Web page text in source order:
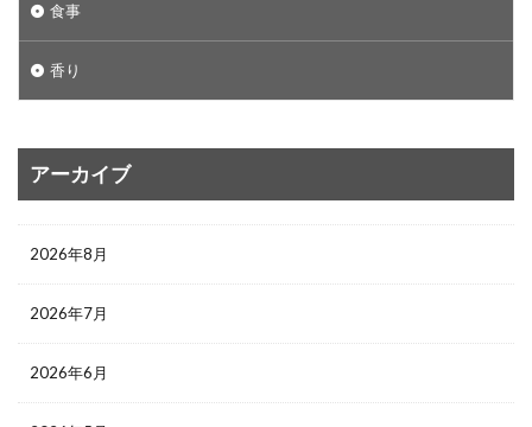
食事
香り
アーカイブ
2026年8月
2026年7月
2026年6月